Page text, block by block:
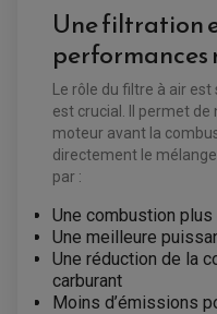
POMPE A ESSENCE
REDRESSEUR /
STATOR
ENTRETIEN
ATELIER, PADDOCK,
ANTIPARASITE NGK
BOUGIE NGK
OUTILLAGE
PRODUIT
ACCESSOIRE +
DISQUE DE FREIN
PLAQUETTE DE FREIN
MAÎTRE CYLINDRE
Une filtration
performances
Le rôle du filtre à air
est crucial. Il permet de
moteur avant la
directement le
par :
Une combustion plus
Une meilleure
Une réduction de la
carburant
Moins d’émissions